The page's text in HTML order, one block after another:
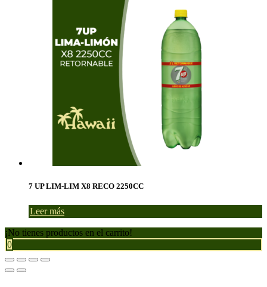
7 UP LIM-LIM X8 RECO 2250CC
Leer más
¡No tienes productos en el carrito!
0